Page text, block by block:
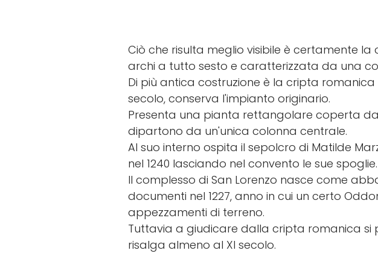
Ciò che risulta meglio visibile è certamente
archi a tutto sesto e caratterizzata da una
Di più antica costruzione è la cripta
secolo, conserva l'impianto originario.
Presenta una pianta rettangolare coperta
dipartono da un'unica colonna centrale.
Al suo interno ospita il sepolcro di Matilde
nel 1240 lasciando nel convento le sue spoglie.
Il complesso di San Lorenzo nasce come
documenti nel 1227, anno in cui un certo
appezzamenti di terreno.
Tuttavia a giudicare dalla cripta romanica si
risalga almeno al XI secolo.